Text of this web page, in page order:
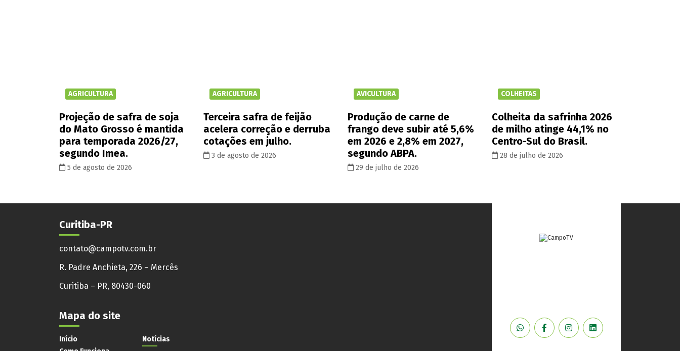
AGRICULTURA
Projeção de safra de soja
do Mato Grosso é mantida
para temporada 2026/27,
segundo Imea.
5 de agosto de 2026
AGRICULTURA
Terceira safra de feijão
acelera correção e derruba
cotações em julho.
3 de agosto de 2026
AVICULTURA
Produção de carne de
frango deve subir até 5,6%
em 2026 e 2,8% em 2027,
segundo ABPA.
29 de julho de 2026
COLHEITAS
Colheita da safrinha 2026
de milho atinge 44,1% no
Centro-Sul do Brasil.
28 de julho de 2026
Curitiba-PR
contato@campotv.com.br
R. Padre Anchieta, 226 – Mercês
Curitiba – PR, 80430-060
Mapa do site
Início
Notícias